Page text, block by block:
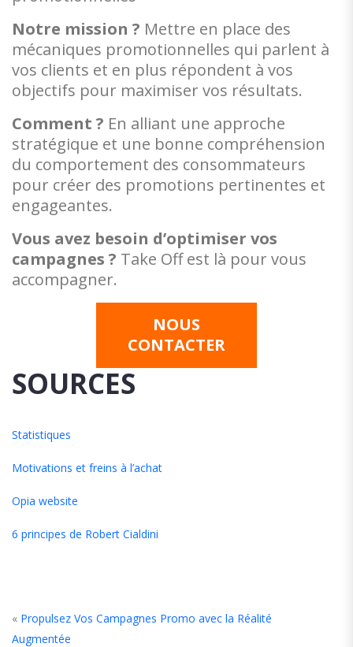
Notre mission ? Mettre en place des
mécaniques promotionnelles qui parlent à
vos clients et en plus répondent à vos
objectifs pour maximiser vos résultats.
Comment ? En alliant une approche
stratégique et une bonne compréhension
du comportement des consommateurs
pour créer des promotions pertinentes et
engageantes.
Vous avez besoin d’optimiser vos
campagnes ? Take Off est là pour vous
accompagner.
NOUS
CONTACTER
SOURCES
Statistiques
Motivations et freins à l’achat
Opia website
6 principes de Robert Cialdini
« Propulsez Vos Campagnes Promo avec la Réalité
Augmentée